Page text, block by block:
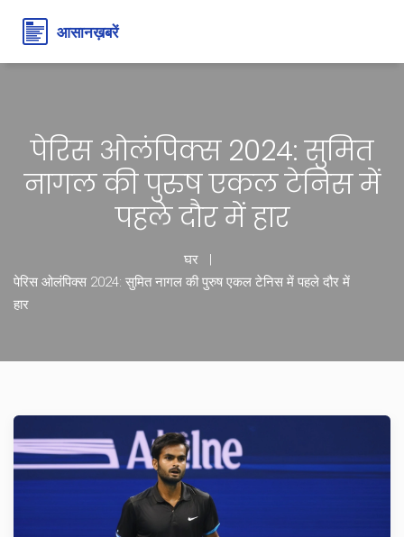
पेरिस ओलंपिक्स 2024: सुमित
नागल की पुरुष एकल टेनिस में
पहले दौर में हार
घर
पेरिस ओलंपिक्स 2024: सुमित नागल की पुरुष एकल टेनिस में पहले दौर में
हार